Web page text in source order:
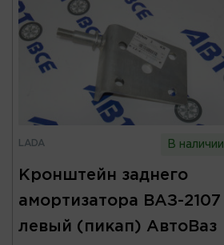
LADA В наличии
Кронштейн заднего
амортизатора ВАЗ-2107
левый (пикап) АвтоВаз